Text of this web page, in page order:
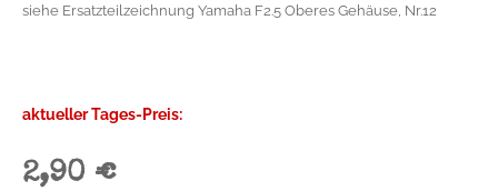
siehe Ersatzteilzeichnung Yamaha F2.5 Oberes Gehäuse, Nr.12
aktueller Tages-Preis:
2,90 €